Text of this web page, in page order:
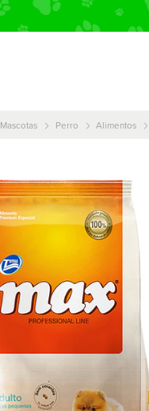
Mascotas Perro Alimentos